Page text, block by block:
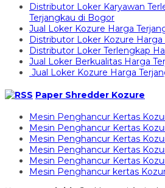
Distributor Loker Karyawan
Terjangkau di Bogor
Jual Loker Kozure Harga
Distributor Loker Kozure Harga
Distributor Loker Terlengkap
Jual Loker Berkualitas Harga
Jual Loker Kozure Harga
Paper Shredder Kozure
Mesin Penghancur Kertas
Mesin Penghancur Kertas
Mesin Penghancur Kertas
Mesin Penghancur Kertas
Mesin Penghancur Kertas
Mesin Penghancur kertas